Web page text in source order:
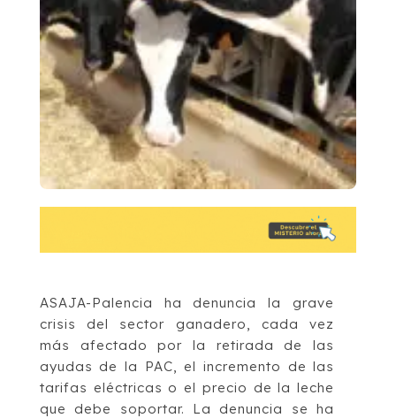
ASAJA-Palencia ha denuncia la grave
crisis del sector ganadero, cada vez
más afectado por la retirada de las
ayudas de la PAC, el incremento de las
tarifas eléctricas o el precio de la leche
que debe soportar. La denuncia se ha